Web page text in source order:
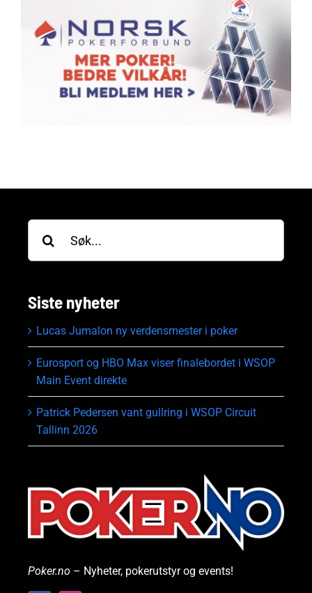
Søk
etter:
Siste nyheter
Lucas Jumalon ny verdensmester i poker
Eurosport og HBO Max viser finalebordet i WSOP
Main Event direkte
Patrick Pedersen vant gullring i WSOP Circuit
Tallinn 2026
Poker.no – Nyheter, pokerutstyr og events!